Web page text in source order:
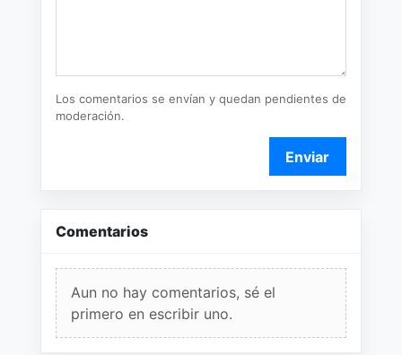
Los comentarios se envían y quedan pendientes de
moderación.
Enviar
Comentarios
Aun no hay comentarios, sé el
primero en escribir uno.